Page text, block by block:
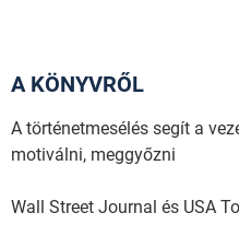
A KÖNYVRŐL
A történetmesélés segít a
motiválni, meggyőzni
Wall Street Journal és USA